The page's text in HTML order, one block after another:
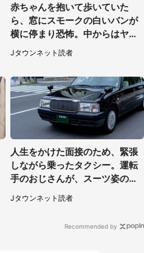
赤ちゃんを抱いて歩いていた
ら、窓にスモークの白いバンが
横に停まり恐怖。中からはヤン
チャそうな男性が...（神奈川
県・40代女性）
Jタウンネット読者
人生をかけた面接のため、緊張
しながら乗ったタクシー。運転
手のおじさんが、スーツ姿の私
を見て...（福岡県・30代女性）
Jタウンネット読者
Recommended by